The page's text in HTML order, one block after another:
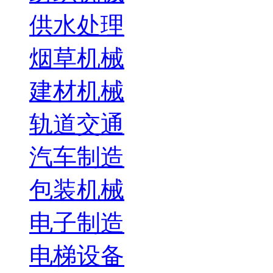
供水处理
烟草机械
建材机械
轨道交通
汽车制造
包装机械
电子制造
电梯设备